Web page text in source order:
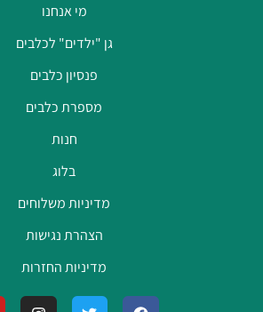
מי אנחנו
גן "ילדים" לכלבים
פנסיון כלבים
מספרת כלבים
חנות
בלוג
מדיניות משלוחים
הצהרת נגישות
מדיניות החזרות